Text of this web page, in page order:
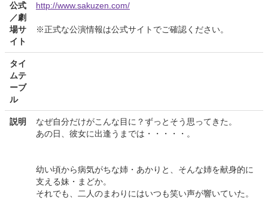
公式
／劇
場サ
イト
http://www.sakuzen.com/
※正式な公演情報は公式サイトでご確認ください。
タイ
ムテ
ーブ
ル
説明
なぜ自分だけがこんな目に？ずっとそう思ってきた。
あの日、彼女に出逢うまでは・・・・・。
幼い頃から病気がちな姉・あかりと、そんな姉を献身的に
支える妹・まどか。
それでも、二人のまわりにはいつも笑い声が響いていた。